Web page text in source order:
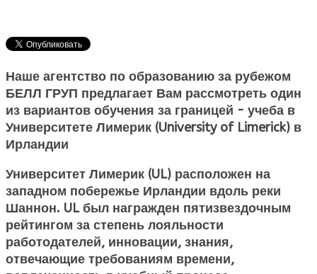
Наше агентство по образованию за рубежом
БЕЛЛ ГРУП предлагает Вам рассмотреть один
из вариантов обучения за границей - учеба в
Университете Лимерик (University of Limerick) в
Ирландии
Университет Лимерик (UL) расположен на
западном побережье Ирландии вдоль реки
Шаннон. UL был награжден пятизвездочным
рейтингом за степень лояльности
работодателей, инновации, знания,
отвечающие требованиям времени,